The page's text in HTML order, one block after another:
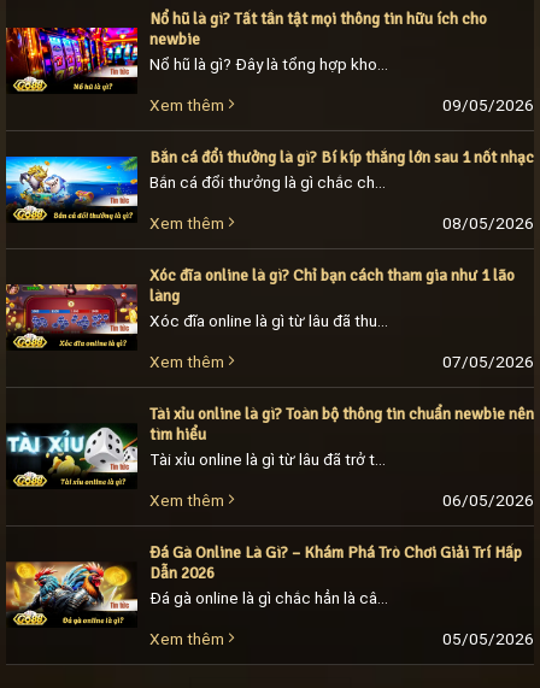
Nổ hũ là gì? Tất tần tật mọi thông tin hữu ích cho
newbie
Nổ hũ là gì? Đây là tổng hợp kho trò chơi giải trí đổi thưởng đình đám nhất thị trường hiện nay. Mỗi sản phẩm thuộc danh mục slot game [...]
Xem thêm 09/05/2026
Bắn cá đổi thưởng là gì? Bí kíp thắng lớn sau 1 nốt nhạc
Bắn cá đổi thưởng là gì chắc chắn sẽ khiến nhiều người chơi mới tiếp xúc với danh mục này chú ý. Theo định nghĩa, đây là các trò chơi [...]
Xem thêm 08/05/2026
Xóc đĩa online là gì? Chỉ bạn cách tham gia như 1 lão
làng
Xóc đĩa online là gì từ lâu đã thu hút sự chú ý của khách hàng bởi nhiều ưu điểm đặc biệt. Trò chơi không chỉ sở hữu phần quà [...]
Xem thêm 07/05/2026
Tài xỉu online là gì? Toàn bộ thông tin chuẩn newbie nên
tìm hiểu
Tài xỉu online là gì từ lâu đã trở thành câu hỏi được nhiều tân thủ quan tâm khi mới tham gia cá cược. Trò chơi trở thành ưu tiên [...]
Xem thêm 06/05/2026
Đá Gà Online Là Gì? – Khám Phá Trò Chơi Giải Trí Hấp
Dẫn 2026
Đá gà online là gì chắc hẳn là câu hỏi nhiều người mới nghe đến sẽ thắc mắc. Cách chơi này tương tự như đá gà truyền thống khi các [...]
Xem thêm 05/05/2026